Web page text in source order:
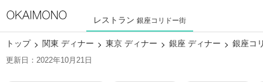
レストラン 銀座コリドー街
トップ 関東 ディナー 東京 ディナー 銀座 ディナー 銀座コ
更新日：2022年10月21日